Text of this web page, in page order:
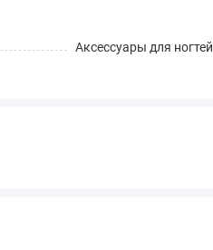
Аксессуары для ногтей